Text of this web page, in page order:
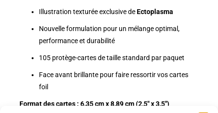
Illustration texturée exclusive deEctoplasma
Nouvelle formulation pour un mélange optimal,
performance et durabilité
105 protège-cartes de taille standard par paquet
Face avant brillante pour faire ressortir vos cartes
foil
Format des cartes : 6,35 cm x 8,89 cm (2,5" x 3,5")